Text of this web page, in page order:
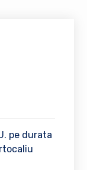
pe durata